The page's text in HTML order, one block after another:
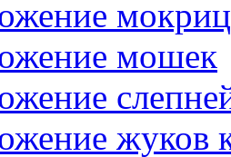
мокриц
мошек
жуков